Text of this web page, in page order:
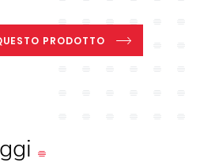
PRODOTTO